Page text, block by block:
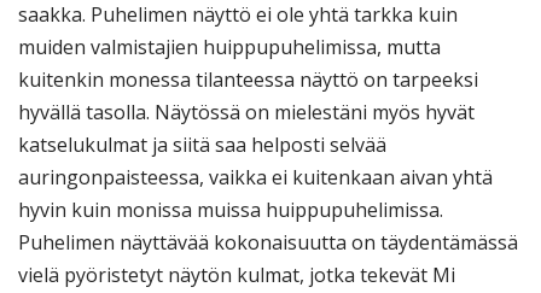
saakka. Puhelimen näyttö ei ole yhtä tarkka kuin
muiden valmistajien huippupuhelimissa, mutta
kuitenkin monessa tilanteessa näyttö on tarpeeksi
hyvällä tasolla. Näytössä on mielestäni myös hyvät
katselukulmat ja siitä saa helposti selvää
auringonpaisteessa, vaikka ei kuitenkaan aivan yhtä
hyvin kuin monissa muissa huippupuhelimissa.
Puhelimen näyttävää kokonaisuutta on täydentämässä
vielä pyöristetyt näytön kulmat, jotka tekevät Mi